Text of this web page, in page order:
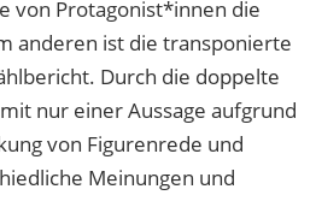
von Protagonist*innen die
anderen ist die transponierte
Durch die doppelte
nur einer Aussage aufgrund
von Figurenrede und
Meinungen und